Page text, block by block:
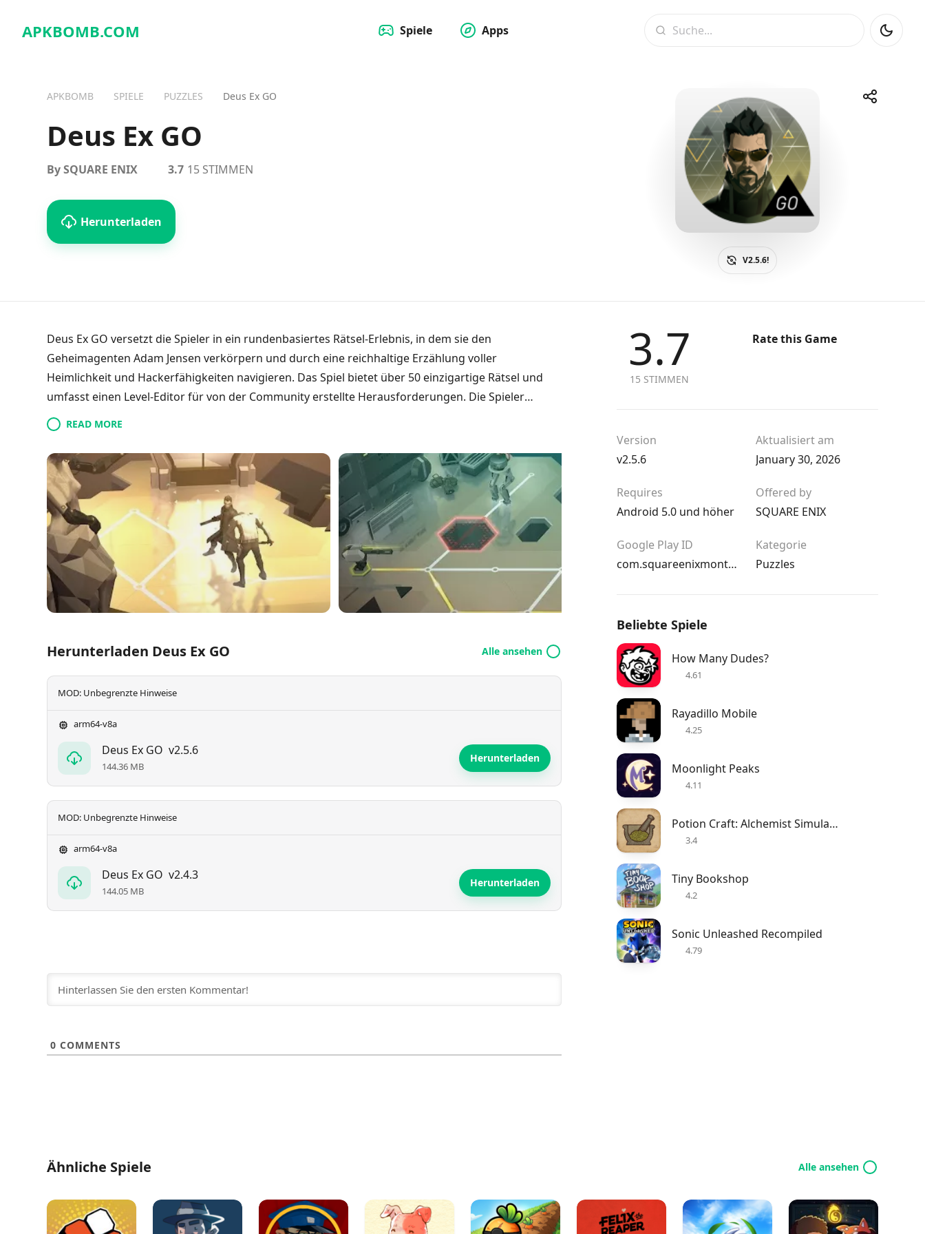
APKBOMB.COM Spiele
Apps
APKBOMB SPIELE PUZZLES Deus Ex GO Share
Telegram Facebook
V2.5.6!
Deus Ex GO
By SQUARE ENIX
Herunterladen
3.7 15 STIMMEN
Deus Ex GO versetzt die Spieler in ein rundenbasiertes Rätsel-Erlebnis, in dem sie den
Geheimagenten Adam Jensen verkörpern und durch eine reichhaltige Erzählung voller
Heimlichkeit und Hackerfähigkeiten navigieren. Das Spiel bietet über 50 einzigartige Rätsel und
umfasst einen Level-Editor für von der Community erstellte Herausforderungen. Die Spieler
können Jensens Augmentierungen strategisch einsetzen, um verschiedene Hindernisse zu
überwinden und sich gegen verschiedene Feinde zu behaupten. Mit dem unendlichen Modus, der
anpassbare Denksportaufgaben bietet, bereichert diese Ausgabe von Square Enix Montréal die
GO-Serie, indem sie ein fesselndes Abenteuer in einer dystopischen Landschaft bietet.
READ MORE
Herunterladen Deus Ex GO Alle ansehen
MOD: Unbegrenzte Hinweise
arm64-v8a
Deus Ex GO v2.5.6
144.36 MB
Herunterladen
MOD: Unbegrenzte Hinweise
arm64-v8a
Deus Ex GO v2.4.3
144.05 MB
Herunterladen
0 COMMENTS
3.7
15 STIMMEN
Rate this Game
Version
v2.5.6
Aktualisiert am
January 30, 2026
Requires
Android 5.0 und höher
Offered by
SQUARE ENIX
Google Play ID
com.squareenixmontreal.deusexgo
Kategorie
Puzzles
Beliebte Spiele
How Many Dudes?
4.61
Rayadillo Mobile
4.25
Moonlight Peaks
4.11
Potion Craft: Alchemist Simulator
3.4
Tiny Bookshop
4.2
Sonic Unleashed Recompiled
4.79
Ähnliche Spiele Alle ansehen